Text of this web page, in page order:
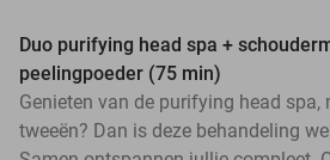
Duo purifying head spa +
peelingpoeder (75 min)
Genieten van de purifying head spa,
tweeën? Dan is deze behandeling